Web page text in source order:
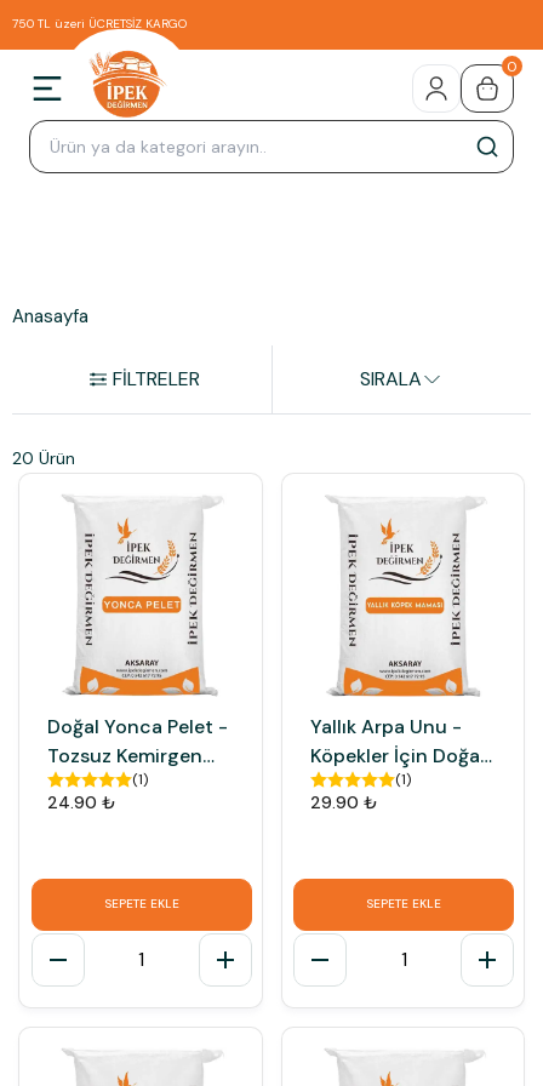
750 TL üzeri ÜCRETSİZ KARGO
0
Anasayfa
FİLTRELER SIRALA
20 Ürün
Doğal Yonca Pelet -
Tozsuz Kemirgen
Yemi Tavşan
Hamster Yemi
(1)
24.90 ₺
SEPETE EKLE
1
Yallık Arpa Unu -
Köpekler İçin Doğal
Besleyici Yal ve
Zavar Maması
(1)
29.90 ₺
SEPETE EKLE
1